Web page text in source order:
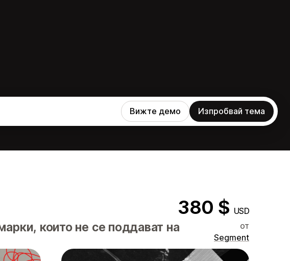
Вижте демо Изпробвай тема
380 $ USD
които не се поддават на
от
Segment